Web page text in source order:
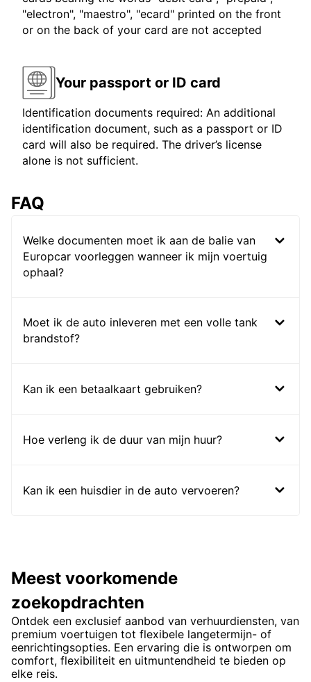
"electron", "maestro", "ecard" printed on the front
or on the back of your card are not accepted
Your passport or ID card
Identification documents required: An additional
identification document, such as a passport or ID
card will also be required. The driver’s license
alone is not sufficient.
FAQ
Welke documenten moet ik aan de balie van
Europcar voorleggen wanneer ik mijn voertuig
ophaal?
Moet ik de auto inleveren met een volle tank
brandstof?
Kan ik een betaalkaart gebruiken?
Hoe verleng ik de duur van mijn huur?
Kan ik een huisdier in de auto vervoeren?
Meest voorkomende
zoekopdrachten
Ontdek een exclusief aanbod van verhuurdiensten, van
premium voertuigen tot flexibele langetermijn- of
eenrichtingsopties. Een ervaring die is ontworpen om
comfort, flexibiliteit en uitmuntendheid te bieden op
elke reis.